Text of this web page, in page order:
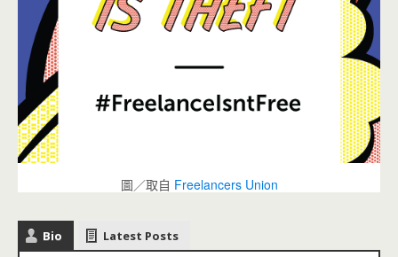
圖／取自 Freelancers Union
Bio Latest Posts